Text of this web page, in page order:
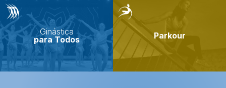
Ginástica
para Todos
Parkour